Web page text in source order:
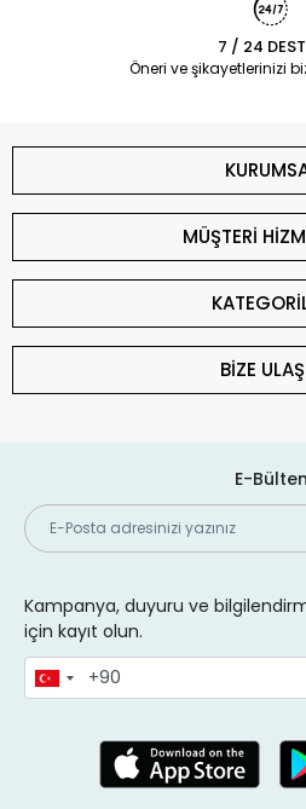
7 / 24
Öneri ve şikayetlerinizi
MÜŞTERİ
BİZE
E-Bülten
Kampanya, duyuru ve
için kayıt olun.